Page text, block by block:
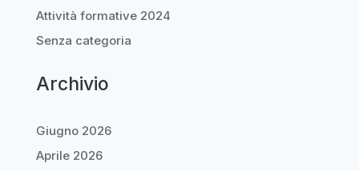
Attività formative 2024
Senza categoria
Archivio
Giugno 2026
Aprile 2026